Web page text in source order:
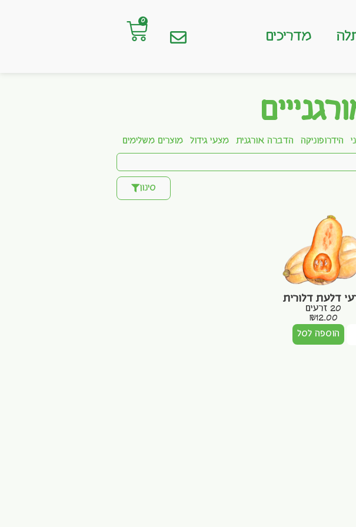
מדריכים
0
הידרופוניקה הדברה אורגנית מצעי גידול מוצרים משלימים
סינון
דלעת דלורית
20 זרעים
₪12.00
הוספה לסל